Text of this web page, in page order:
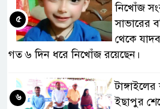
নিখোঁজ
সাভারের
থেকে
গত ৬ দিন ধরে নিখোঁজ রয়েছেন।
৫
ইছাপুর
৬